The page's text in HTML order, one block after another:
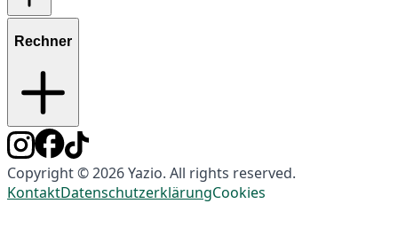
Rechner
Copyright © 2026 Yazio. All rights reserved.
KontaktDatenschutzerklärungCookies